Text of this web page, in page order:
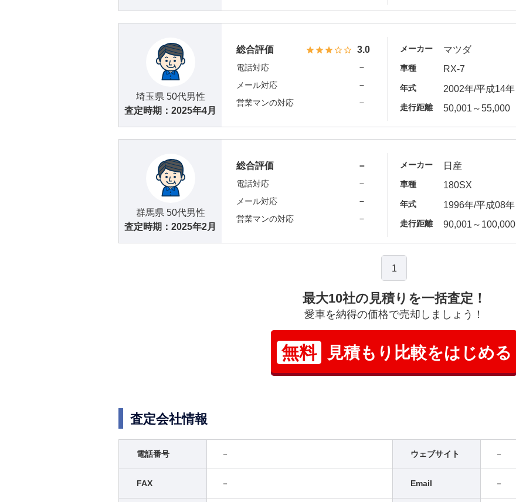
埼玉県 50代男性
査定時期： 2025年4月
総合評価 3.0
電話対応 －
メール対応 －
営業マンの対応 －
メーカー マツダ
車種 RX-7
年式 2002年/平成14年
走行距離 50,001～55,000
群馬県 50代男性
査定時期： 2025年2月
総合評価 －
電話対応 －
メール対応 －
営業マンの対応 －
メーカー 日産
車種 180SX
年式 1996年/平成08年
走行距離 90,001～100,000
1
最大10社の見積りを一括査定！
愛車を納得の価格で売却しましょう！
無料 見積もり比較をはじめる
査定会社情報
電話番号 － ウェブサイト －
FAX － Email －